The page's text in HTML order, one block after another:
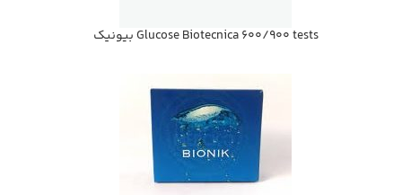
Glucose Biotecnica 600/900 tests بيونيك